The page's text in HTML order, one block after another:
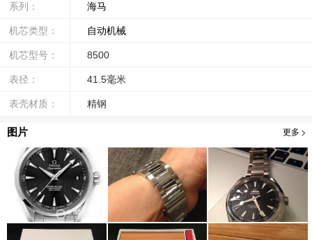
系列： 海马
机芯类型： 自动机械
机芯型号： 8500
表径： 41.5毫米
表壳材质： 精钢
图片 更多